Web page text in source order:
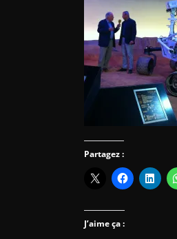
Partagez :
J’aime ça :